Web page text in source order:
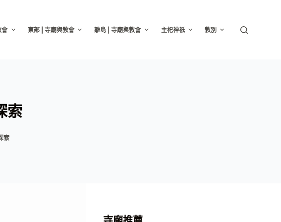
會 東部 | 寺廟與教會 離島 | 寺廟與教會 主祀神祇 教別
索
索